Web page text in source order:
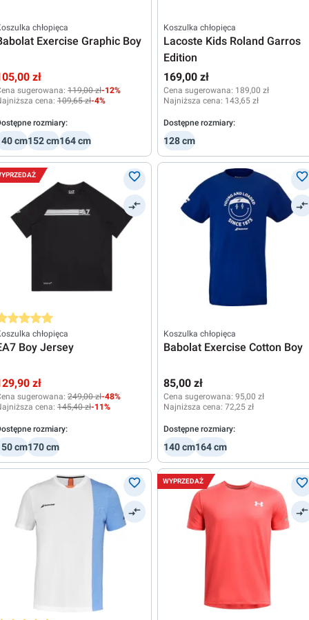
chłopięca
Exercise Graphic Boy
zł
sugerowana: 119,00 zł-12%
cena: 109,65 zł-4%
rozmiary:
cm152 cm164 cm
Koszulka chłopięca
Lacoste Kids Roland Garros
Edition
169,00 zł
Cena sugerowana: 189,00 zł
Najniższa cena: 143,65 zł
Dostępne rozmiary:
128 cm
ocena 5 z 5 gwiazdek
chłopięca
Boy Jersey
zł
sugerowana: 249,00 zł-48%
cena: 145,40 zł-11%
rozmiary:
cm170 cm
Koszulka chłopięca
Babolat Exercise Cotton Boy
85,00 zł
Cena sugerowana: 95,00 zł
Najniższa cena: 72,25 zł
Dostępne rozmiary:
140 cm164 cm
WYPRZEDAŻ